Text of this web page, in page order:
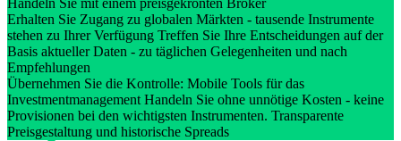
Handeln Sie mit einem preisgekrönten Broker
Erhalten Sie Zugang zu globalen Märkten - tausende Instrumente
stehen zu Ihrer Verfügung Treffen Sie Ihre Entscheidungen auf der
Basis aktueller Daten - zu täglichen Gelegenheiten und nach
Empfehlungen
Übernehmen Sie die Kontrolle: Mobile Tools für das
Investmentmanagement Handeln Sie ohne unnötige Kosten - keine
Provisionen bei den wichtigsten Instrumenten. Transparente
Preisgestaltung und historische Spreads